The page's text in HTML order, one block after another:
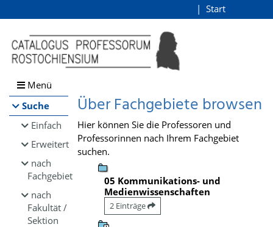
Browsen
direkt zum Inhalt
Start
Menü
Suche
Einfach
Erweitert
nach
Fachgebiet
nach
Fakultät /
Sektion
Über Fachgebiete browsen
Hier können Sie die Professoren und
Professorinnen nach Ihrem Fachgebiet
suchen.
05 Kommunikations- und
Medienwissenschaften
2 Einträge